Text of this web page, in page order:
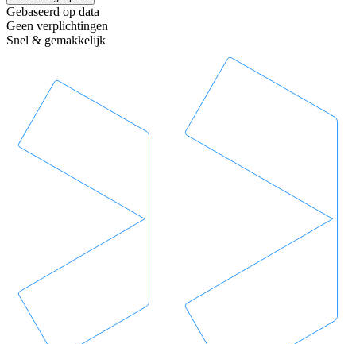
Gebaseerd op data
Geen verplichtingen
Snel & gemakkelijk